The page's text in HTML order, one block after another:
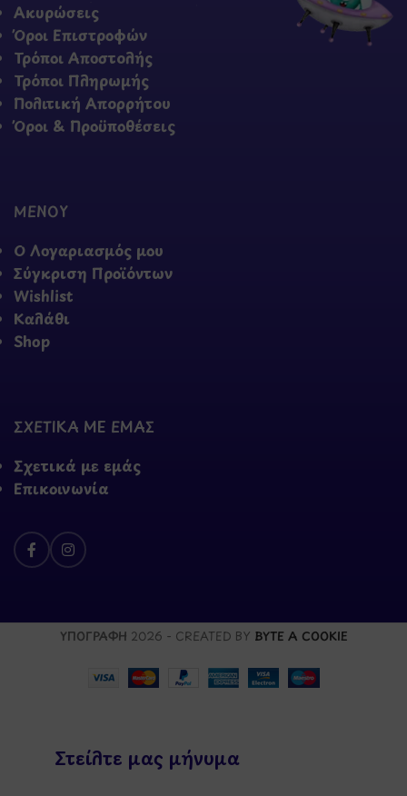
Ακυρώσεις
Όροι Επιστροφών
Τρόποι Αποστολής
Τρόποι Πληρωμής
Πολιτική Απορρήτου
Όροι & Προϋποθέσεις
ΜΕΝΟΥ
Ο Λογαριασμός μου
Σύγκριση Προϊόντων
Wishlist
Καλάθι
Shop
ΣΧΕΤΙΚΑ ΜΕ ΕΜΑΣ
Σχετικά με εμάς
Επικοινωνία
ΥΠΟΓΡΑΦΗ 2026 - CREATED BY BYTE A COOKIE
Στείλτε μας μήνυμα